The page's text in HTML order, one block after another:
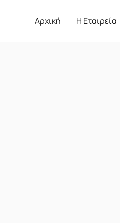
Αρχική Η Εταιρεία